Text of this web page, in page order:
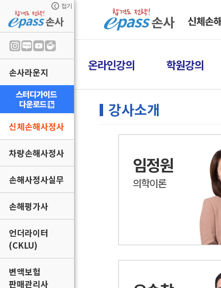
접기
손사라운지
신체손해사정사
차량손해사정사
손해사정사실무
손해평가사
언더라이터
(CKLU)
변액보험
판매관리사
신체손
온라인강의 학원강의
강사소개
임정원
의학이론